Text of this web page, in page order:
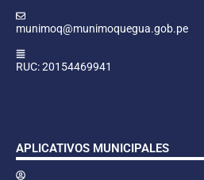
munimoq@munimoquegua.gob.pe
RUC: 20154469941
APLICATIVOS MUNICIPALES